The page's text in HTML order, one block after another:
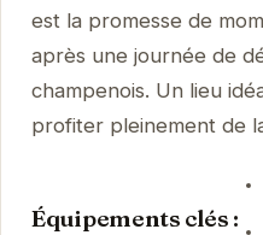
est la promesse de
après une journée de
champenois. Un lieu
profiter pleinement de
Équipements clés :